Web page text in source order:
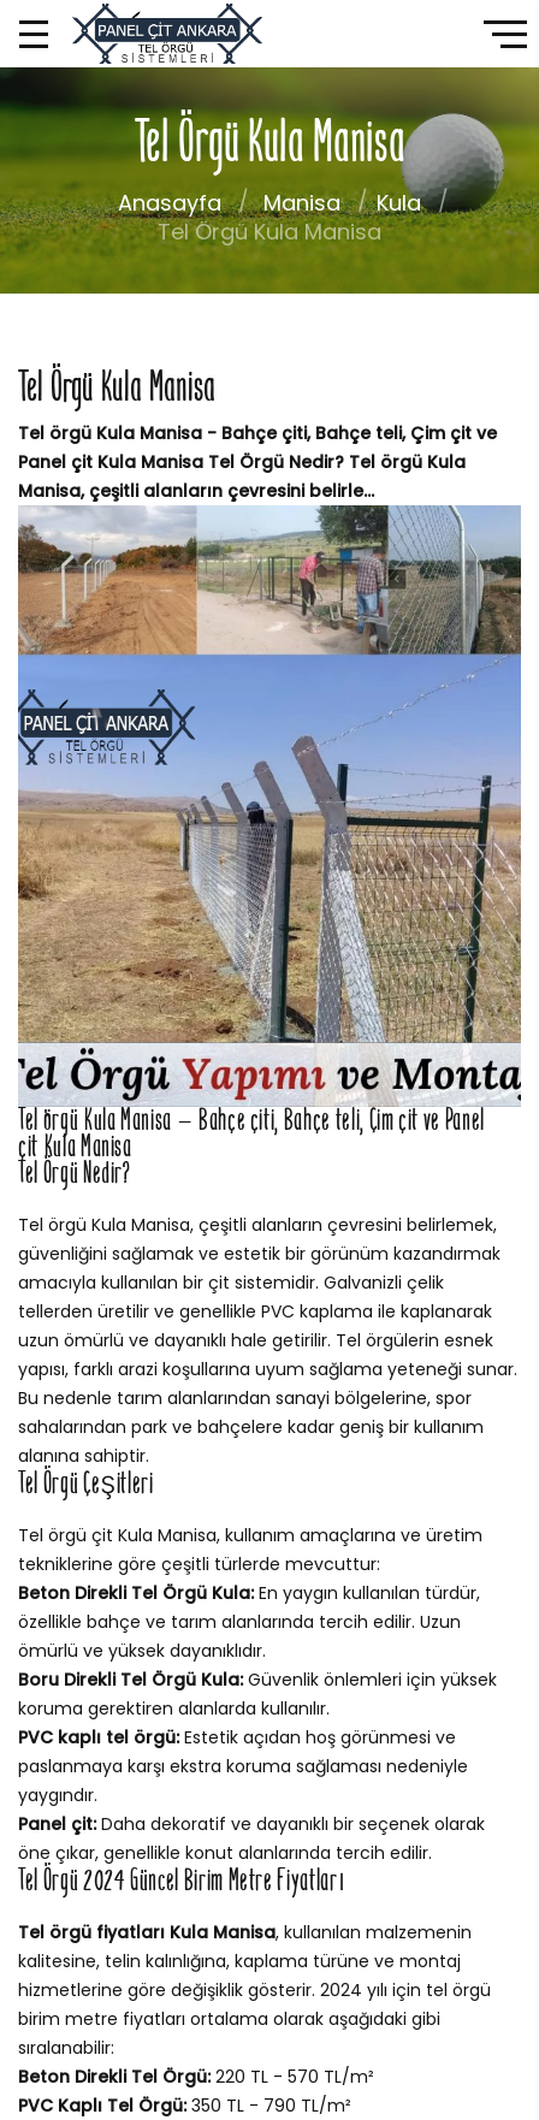
Tel Örgü Kula Manisa
Anasayfa Manisa
Kula
Tel Örgü Kula Manisa
Tel Örgü Kula Manisa
Tel örgü Kula Manisa - Bahçe çiti, Bahçe teli, Çim çit ve
Panel çit Kula Manisa Tel Örgü Nedir? Tel örgü Kula
Manisa, çeşitli alanların çevresini belirle...
Tel örgü Kula Manisa – Bahçe çiti, Bahçe teli, Çim çit ve Panel
çit Kula Manisa
Tel Örgü Nedir?
Tel örgü Kula Manisa, çeşitli alanların çevresini belirlemek,
güvenliğini sağlamak ve estetik bir görünüm kazandırmak
amacıyla kullanılan bir çit sistemidir. Galvanizli çelik
tellerden üretilir ve genellikle PVC kaplama ile kaplanarak
uzun ömürlü ve dayanıklı hale getirilir. Tel örgülerin esnek
yapısı, farklı arazi koşullarına uyum sağlama yeteneği sunar.
Bu nedenle tarım alanlarından sanayi bölgelerine, spor
sahalarından park ve bahçelere kadar geniş bir kullanım
alanına sahiptir.
Tel Örgü Çeşitleri
Tel örgü çit Kula Manisa, kullanım amaçlarına ve üretim
tekniklerine göre çeşitli türlerde mevcuttur:
Beton Direkli Tel Örgü Kula:En yaygın kullanılan türdür,
özellikle bahçe ve tarım alanlarında tercih edilir. Uzun
ömürlü ve yüksek dayanıklıdır.
Boru Direkli Tel Örgü Kula:Güvenlik önlemleri için yüksek
koruma gerektiren alanlarda kullanılır.
PVC kaplı tel örgü:Estetik açıdan hoş görünmesi ve
paslanmaya karşı ekstra koruma sağlaması nedeniyle
yaygındır.
Panel çit:Daha dekoratif ve dayanıklı bir seçenek olarak
öne çıkar, genellikle konut alanlarında tercih edilir.
Tel Örgü 2024 Güncel Birim Metre Fiyatları
Tel örgü fiyatları Kula Manisa, kullanılan malzemenin
kalitesine, telin kalınlığına, kaplama türüne ve montaj
hizmetlerine göre değişiklik gösterir. 2024 yılı için tel örgü
birim metre fiyatları ortalama olarak aşağıdaki gibi
sıralanabilir:
Beton Direkli Tel Örgü:220 TL - 570 TL/m²
PVC Kaplı Tel Örgü:350 TL - 790 TL/m²